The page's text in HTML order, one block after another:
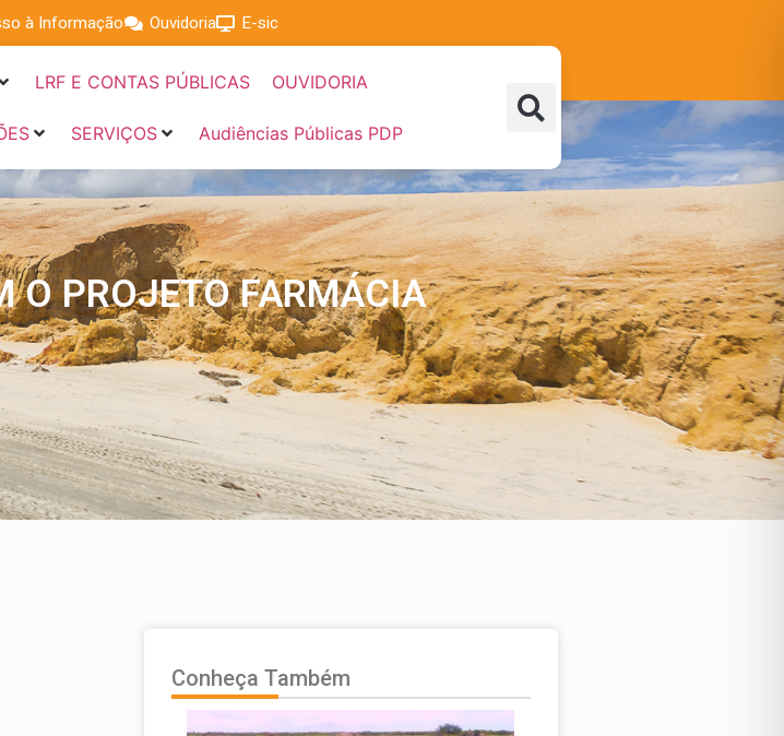
à Informação Ouvidoria E-sic
LRF E CONTAS PÚBLICAS OUVIDORIA
SERVIÇOS Audiências Públicas PDP
O PROJETO FARMÁCIA
Conheça Também